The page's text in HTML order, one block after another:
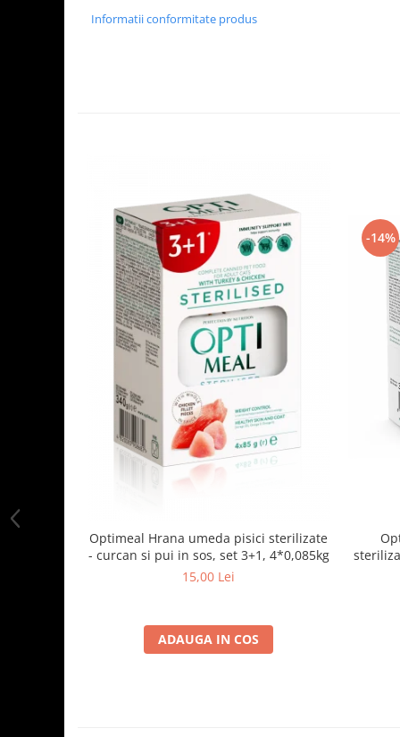
Informatii conformitate produs
Optimeal Hrana umeda pisici sterilizate
- curcan si pui in sos, set 3+1, 4*0,085kg
15,00 Lei
ADAUGA IN COS
-14%